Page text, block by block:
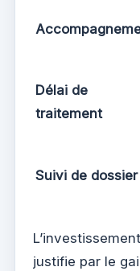
Délai de
traitement
Suivi de dossier
justifie par le